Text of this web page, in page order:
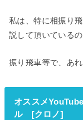
私は、特に相振り
説して頂いている
振り飛車等で、あ
オススメ
ル [クロノ]